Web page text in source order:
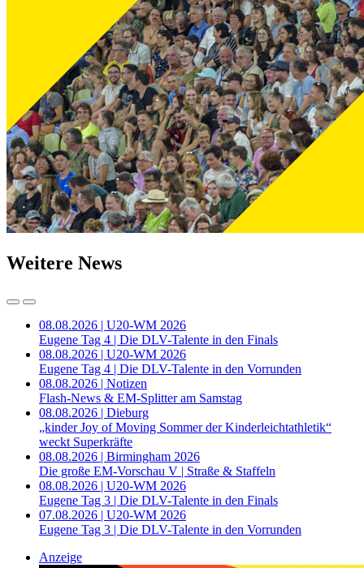
Weitere News
08.08.2026 | U20-WM 2026
Eugene Tag 4 | Die DLV-Talente in den Finals
08.08.2026 | U20-WM 2026
Eugene Tag 4 | Die DLV-Talente in den Vorrunden
08.08.2026 | Notizen
Flash-News & EM-Splitter am Samstag
08.08.2026 | Dieburg
„kinder Joy of Moving Sommer der Kinderleichtathletik“
weckt Superkräfte
08.08.2026 | Birmingham 2026
Die große EM-Vorschau V | Straße & Staffeln
08.08.2026 | U20-WM 2026
Eugene Tag 3 | Die DLV-Talente in den Finals
07.08.2026 | U20-WM 2026
Eugene Tag 3 | Die DLV-Talente in den Vorrunden
Anzeige